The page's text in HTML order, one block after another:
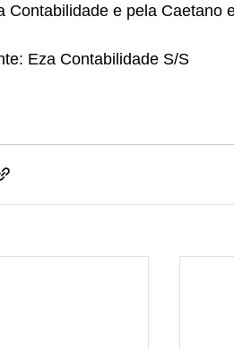
Contabilidade e pela Caetano
Eza Contabilidade S/S